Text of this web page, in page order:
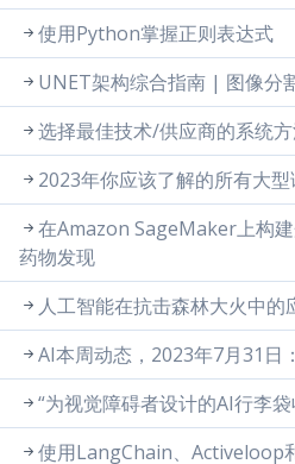
使用Python掌握正则表达式
UNET架构综合指南 | 图像分
选择最佳技术/供应商的系统
2023年你应该了解的所有大型
在Amazon SageMaker上构
药物发现
人工智能在抗击森林大火中的
AI本周动态，2023年7月31日：
“为视觉障碍者设计的AI行李
使用LangChain、Activeloop